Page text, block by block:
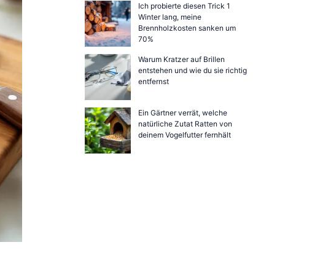
Ich probierte diesen Trick 1
Winter lang, meine
Brennholzkosten sanken um
70%
Warum Kratzer auf Brillen
entstehen und wie du sie richtig
entfernst
Ein Gärtner verrät, welche
natürliche Zutat Ratten von
deinem Vogelfutter fernhält